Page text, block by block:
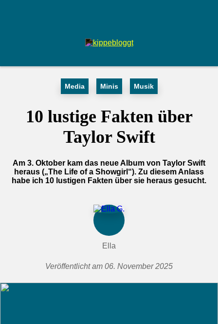
Media Minis Musik
10 lustige Fakten über
Taylor Swift
Am 3. Oktober kam das neue Album von Taylor Swift
heraus („The Life of a Showgirl“). Zu diesem Anlass
habe ich 10 lustigen Fakten über sie heraus gesucht.
Ella
Veröffentlicht am 06. November 2025